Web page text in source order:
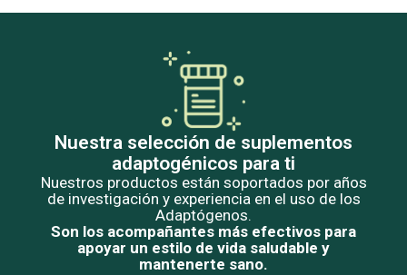
Nuestra selección de suplementos
adaptogénicos para ti
Nuestros productos están soportados por años
de investigación y experiencia en el uso de los
Adaptógenos.
Son los acompañantes más efectivos para
apoyar un estilo de vida saludable y
mantenerte sano.